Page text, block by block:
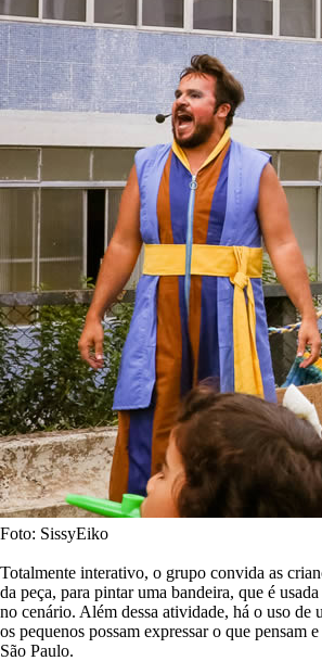
Foto: SissyEiko
Totalmente interativo, o grupo convida as
da peça, para pintar uma bandeira, que é
no cenário. Além dessa atividade, há o uso de
os pequenos possam expressar o que pensam
São Paulo.